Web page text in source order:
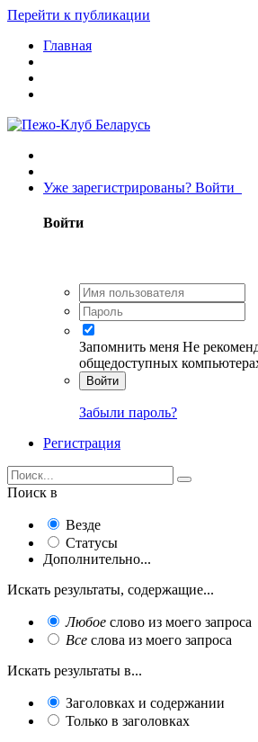
Перейти к публикации
Главная
Уже зарегистрированы? Войти
Войти
Запомнить меня Не
общедоступных
Войти
Забыли пароль?
Регистрация
Поиск в
Везде
Статусы
Дополнительно...
Искать результаты, содержащие...
Любое слово из моего запроса
Все слова из моего запроса
Искать результаты в...
Заголовках и содержании
Только в заголовках